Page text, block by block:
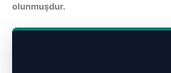
olunmuşdur.